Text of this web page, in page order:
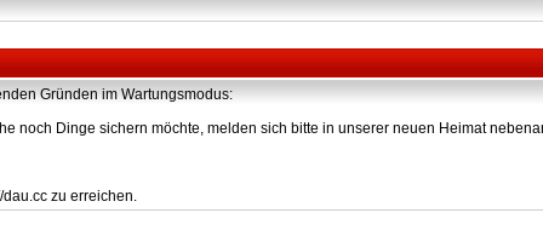
Gründen im Wartungsmodus:
noch Dinge sichern möchte, melden sich bitte in unserer neuen Heimat
zu erreichen.